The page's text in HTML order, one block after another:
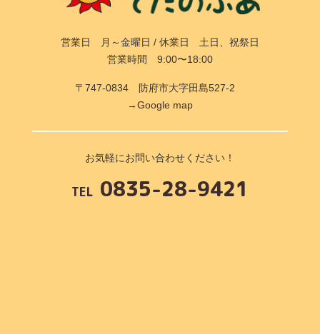
営業日 月～金曜日 / 休業日 土日、祝祭日
営業時間 9:00〜18:00
〒747-0834 防府市大字田島527-2
→Google map
お気軽にお問い合わせください！
TEL 0835-28-9421